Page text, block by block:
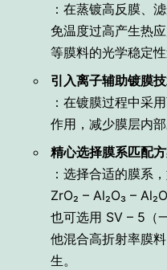
：在蒸镀高反膜、
免温度过高产生热
等膜料的光学稳定性
引入离子辅助镀膜
：在镀膜过程中采
作用，减少膜层内
精心选择膜系匹配
：选择合适的膜系
ZrO₂ – Al₂O₃ –
也可选用 SV – 5（
他混合高折射率膜
生。